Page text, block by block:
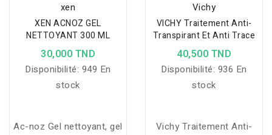
xen
XEN ACNOZ GEL
NETTOYANT 300 ML
30,000 TND
Disponibilité: 949 En
stock
Ac-noz Gel nettoyant, gel
Vichy
VICHY Traitement Anti-
Transpirant Et Anti Trace
40,500 TND
Disponibilité: 936 En
stock
Vichy Traitement Anti-